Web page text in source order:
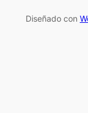
Diseñado con